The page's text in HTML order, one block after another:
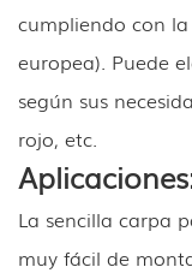
cumpliendo con
europea). Puede
según sus
rojo, etc.
La sencilla carpa
muy fácil de